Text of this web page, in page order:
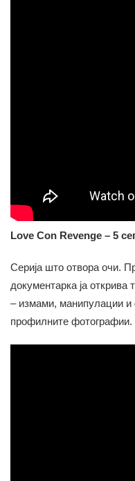
Love Con Revenge – 5
Серија што отвора очи.
документарка ја
– измами, манипулации и
профилните фотографии.